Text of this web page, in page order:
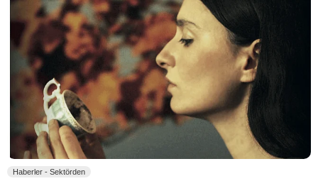
Haberler - Sektörden